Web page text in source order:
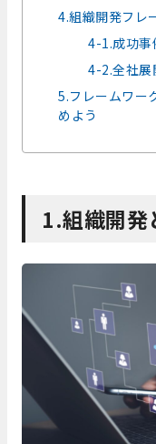
4.組織開発フレ
4-1.成功事
4-2.全社展
5.フレームワー
めよう
1.組織開発